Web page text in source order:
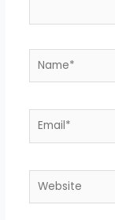
Name*
Email*
Website